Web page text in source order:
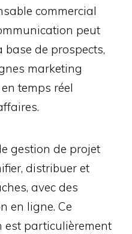
commercial
peut
de prospects,
marketing
temps réel
gestion de projet
distribuer et
avec des
en ligne. Ce
est particulièrement